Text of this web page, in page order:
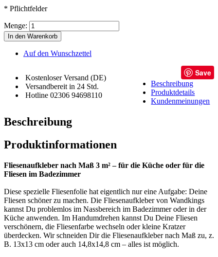
* Pflichtfelder
Menge:
In den Warenkorb
Auf den Wunschzettel
Kostenloser Versand (DE)
Versandbereit in 24 Std.
Hotline 02306 94698110
Save
Beschreibung
Produktdetails
Kundenmeinungen
Beschreibung
Produktinformationen
Fliesenaufkleber nach Maß 3 m² – für die Küche oder für die
Fliesen im Badezimmer
Diese spezielle Fliesenfolie hat eigentlich nur eine Aufgabe: Deine
Fliesen schöner zu machen. Die Fliesenaufkleber von Wandkings
kannst Du problemlos im Nassbereich im Badezimmer oder in der
Küche anwenden. Im Handumdrehen kannst Du Deine Fliesen
verschönern, die Fliesenfarbe wechseln oder kleine Kratzer
überdecken. Wir schneiden Dir die Fliesenaufkleber nach Maß zu, z.
B. 13x13 cm oder auch 14,8x14,8 cm – alles ist möglich.